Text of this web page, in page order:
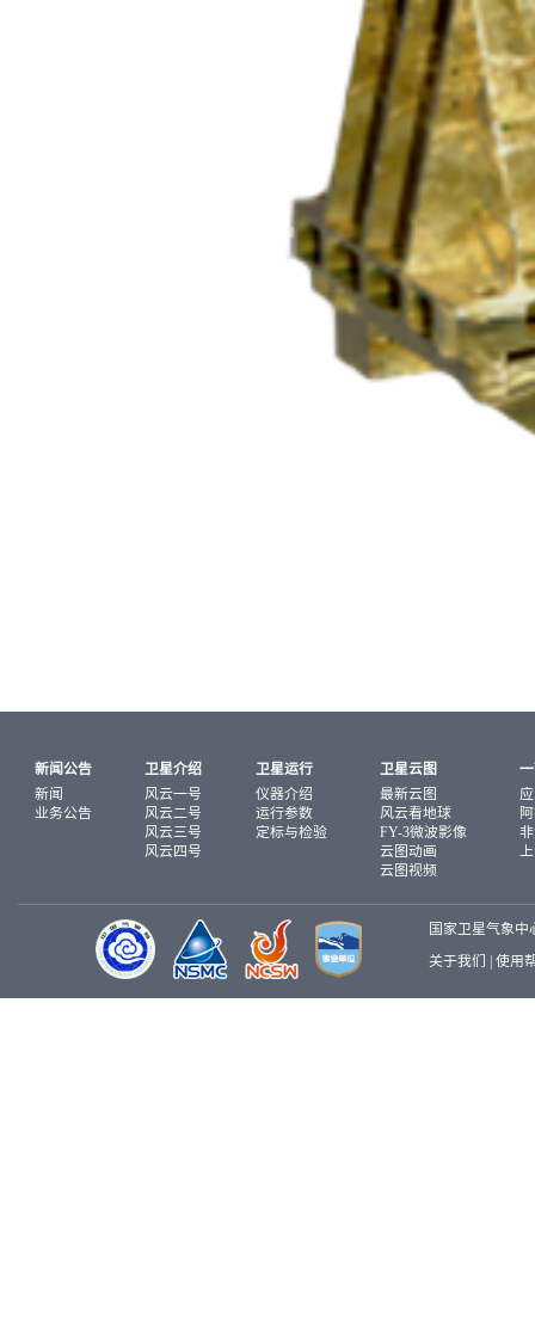
新闻公告
新闻
业务公告
卫星介绍
风云一号
风云二号
风云三号
风云四号
卫星运行
仪器介绍
运行参数
定标与检验
卫星云图
最新云图
风云看地球
FY-3微波影像
云图动画
云图视频
国家卫星气象
关于我们
|使用